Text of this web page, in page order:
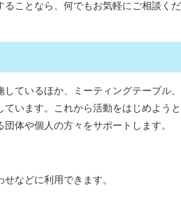
ることなら、何でもお気軽にご相談くだ
ているほか、ミーティングテーブル、
います。これから活動をはじめようと
体や個人の方々をサポートします。
などに利用できます。